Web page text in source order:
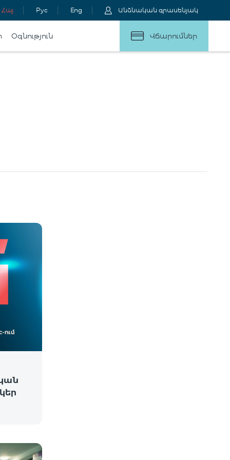
Հայ Рус Eng Անձնական գրասենյակ
Օգնություն Վճարումներ